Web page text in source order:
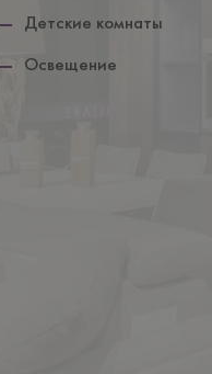
Детские комнаты
Освещение